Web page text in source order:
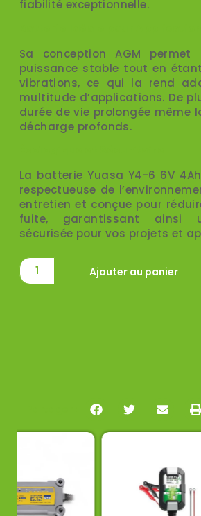
fiabilité exceptionnelle.
Sa conception AGM
puissance stable tout en
vibrations, ce qui la rend
multitude d’applications. De
durée de vie prolongée même
décharge profonds.
La batterie Yuasa Y4-6 6V
respectueuse de
entretien et conçue pour
fuite, garantissant ainsi
sécurisée pour vos projets et
Ajouter au panier